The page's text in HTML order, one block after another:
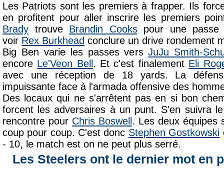
Les Patriots sont les premiers à frapper. Ils
en profitent pour aller inscrire les premiers
Brady trouve Brandin Cookspour une passe
voir Rex Burkhead conclure un drive rondement
Big Ben varie les passes versJuJu Smith-
encore Le'Veon Bell . Et c'est finalement Eli
avec une réception de 18 yards. La
impuissante face à l'armada offensive des
Des locaux qui ne s'arrêtent pas en si bon
forcent les adversaires à un punt. S'en suivra
rencontre pour Chris Boswell . Les deux équipes
coup pour coup. C'est donc Stephen Gostkowski
- 10, le match est on ne peut plus serré.
Les Steelers ont le dernier mot en